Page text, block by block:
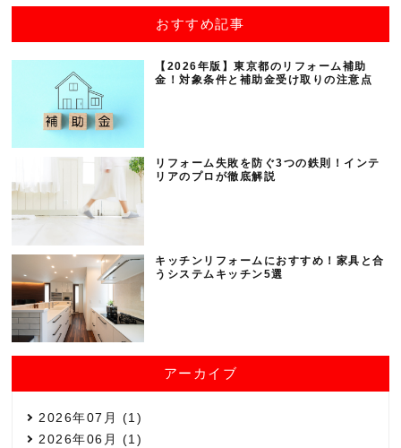
おすすめ記事
【2026年版】東京都のリフォーム補助
金！対象条件と補助金受け取りの注意点
リフォーム失敗を防ぐ3つの鉄則！インテ
リアのプロが徹底解説
キッチンリフォームにおすすめ！家具と合
うシステムキッチン5選
アーカイブ
2026年07月 (1)
2026年06月 (1)